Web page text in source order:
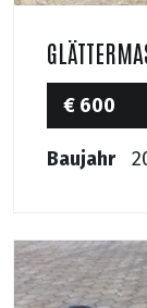
€ 600
Baujahr